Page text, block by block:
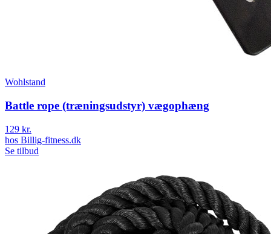
Wohlstand
Battle rope (træningsudstyr) vægophæng
129 kr.
hos Billig-fitness.dk
Se tilbud